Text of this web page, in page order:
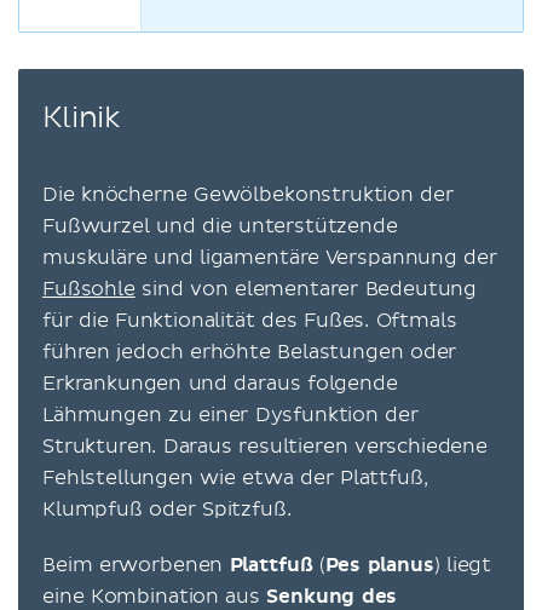
Klinik
Die knöcherne Gewölbekonstruktion der
Fußwurzel und die unterstützende
muskuläre und ligamentäre Verspannung der
Fußsohle sind von elementarer Bedeutung
für die Funktionalität des Fußes. Oftmals
führen jedoch erhöhte Belastungen oder
Erkrankungen und daraus folgende
Lähmungen zu einer Dysfunktion der
Strukturen. Daraus resultieren verschiedene
Fehlstellungen wie etwa der Plattfuß,
Klumpfuß oder Spitzfuß.
Beim erworbenen Plattfuß(Pes planus) liegt
eine Kombination aus Senkung des